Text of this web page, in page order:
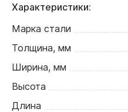
Характеристики:
Марка стали
Толщина, мм
Ширина, мм
Высота
Длина